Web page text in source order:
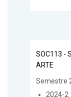
SOC113 -
ARTE
Semestre
2024-2